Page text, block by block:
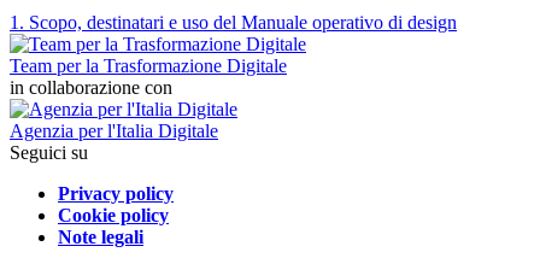
1. Scopo, destinatari e uso del Manuale operativo di design
Team per la Trasformazione Digitale
in collaborazione con
Agenzia per l'Italia Digitale
Seguici su
Privacy policy
Cookie policy
Note legali